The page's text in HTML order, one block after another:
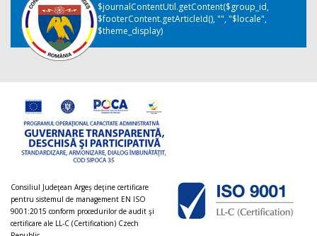
$journalContentUtil.getContent($group_id,
$footerContent.getArticleId(), "", "$locale",
$theme_display)
Consiliul Judeţean Argeș deţine certificare
pentru sistemul de management EN ISO
9001:2015 conform procedurilor de audit şi
certificare ale LL-C (Certification) Czech